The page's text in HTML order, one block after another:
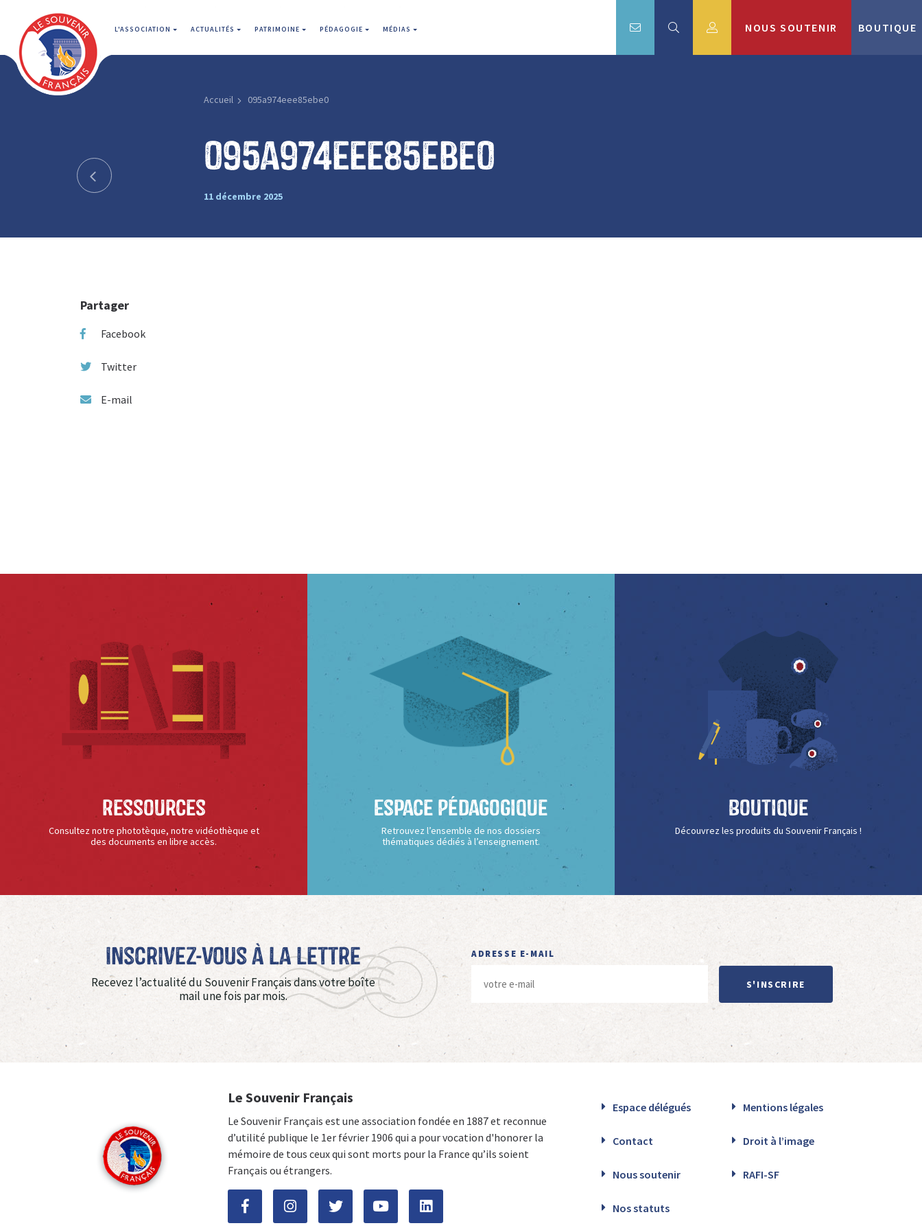
L'ASSOCIATION ACTUALITÉS PATRIMOINE PÉDAGOGIE MÉDIAS NOUS SOUTENIR BOUTIQUE
Accueil 095a974eee85ebe0
095a974eee85ebe0
11 décembre 2025
Partager
Facebook
Twitter
E-mail
Ressources
Consultez notre phototèque, notre vidéothèque et
des documents en libre accès.
Espace Pédagogique
Retrouvez l’ensemble de nos dossiers
thématiques dédiés à l’enseignement.
Boutique
Découvrez les produits du Souvenir Français !
Inscrivez-vous à La Lettre
Recevez l’actualité du Souvenir Français dans votre boîte
mail une fois par mois.
ADRESSE E-MAIL
S'INSCRIRE
Le Souvenir Français
Le Souvenir Français est une association fondée en 1887 et reconnue
d’utilité publique le 1er février 1906 qui a pour vocation d'honorer la
mémoire de tous ceux qui sont morts pour la France qu’ils soient
Français ou étrangers.
Espace délégués Mentions légales
Contact Droit à l’image
Nous soutenir RAFI-SF
Nos statuts